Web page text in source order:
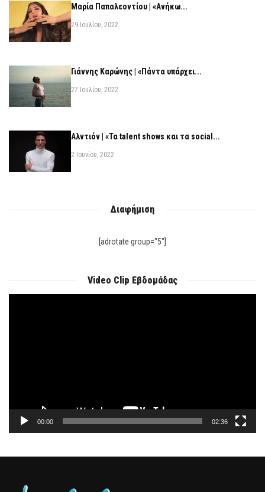
Μαρία Παπαλεοντίου | «Ανήκω...
29 Ιουλίου, 2022
Γιάννης Καρώνης | «Πάντα υπάρχει...
27 Ιουλίου, 2022
Αλντιόν | «Τα talent shows και τα social...
2 Ιουνίου, 2022
Διαφήμιση
[adrotate group="5"]
Video Clip Εβδομάδας
00:00 02:36